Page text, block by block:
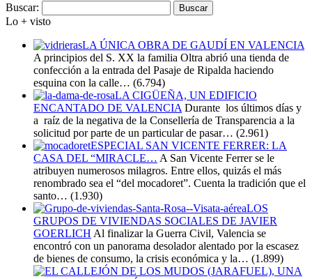
Buscar:
Lo + visto
LA ÚNICA OBRA DE GAUDÍ EN VALENCIA
A principios del S. XX la familia Oltra abrió una tienda de
confección a la entrada del Pasaje de Ripalda haciendo
esquina con la calle… (6.794)
LA CIGÜEÑA, UN EDIFICIO
ENCANTADO DE VALENCIA Durante los últimos días y
a raíz de la negativa de la Consellería de Transparencia a la
solicitud por parte de un particular de pasar… (2.961)
ESPECIAL SAN VICENTE FERRER: LA
CASA DEL “MIRACLE… A San Vicente Ferrer se le
atribuyen numerosos milagros. Entre ellos, quizás el más
renombrado sea el “del mocadoret”. Cuenta la tradición que el
santo… (1.930)
LOS
GRUPOS DE VIVIENDAS SOCIALES DE JAVIER
GOERLICH Al finalizar la Guerra Civil, Valencia se
encontró con un panorama desolador alentado por la escasez
de bienes de consumo, la crisis económica y la… (1.899)